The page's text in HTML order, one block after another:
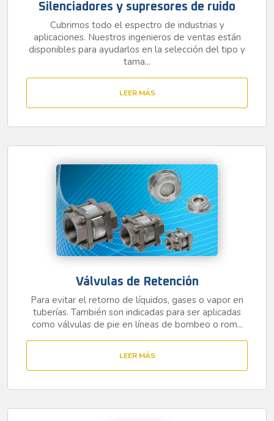
Silenciadores y supresores de ruido
Cubrimos todo el espectro de industrias y
aplicaciones. Nuestros ingenieros de ventas están
disponibles para ayudarlos en la selección del tipo y
tama...
LEER MÁS
Válvulas de Retención
Para evitar el retorno de líquidos, gases o vapor en
tuberías. También son indicadas para ser aplicadas
como válvulas de pie en líneas de bombeo o rom...
LEER MÁS